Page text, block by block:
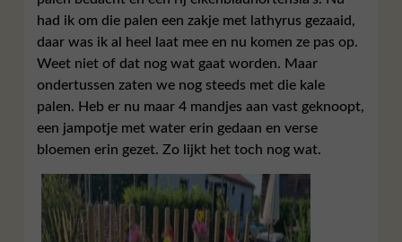
had ik om die palen een zakje met lathyrus gezaaid,
daar was ik al heel laat mee en nu komen ze pas op.
Weet niet of dat nog wat gaat worden. Maar
ondertussen zaten we nog steeds met die kale
palen. Heb er nu maar 4 mandjes aan vast geknoopt,
een jampotje met water erin gedaan en verse
bloemen erin gezet. Zo lijkt het toch nog wat.